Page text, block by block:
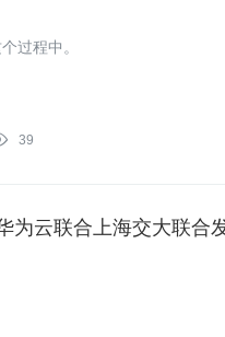
过程中。
39
为云联合上海交大联合